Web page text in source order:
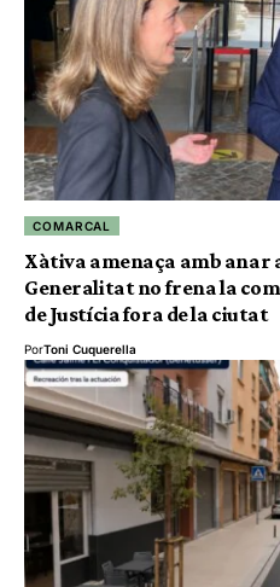
COMARCAL
Xàtiva amenaça amb anar
Generalitat no frena la
de Justícia fora de la ciutat
PorToni Cuquerella